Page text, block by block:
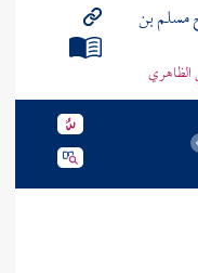
مسلم بن